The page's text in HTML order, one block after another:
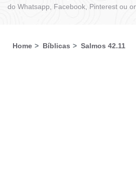
do Whatsapp, Facebook, Pinterest ou
Home Bíblicas Salmos 42.11